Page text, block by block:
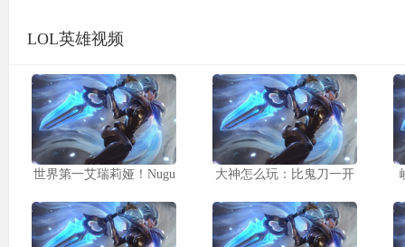
LOL英雄视频
世界第一艾瑞莉娅！Nugu 大神怎么玩：比鬼刀一开